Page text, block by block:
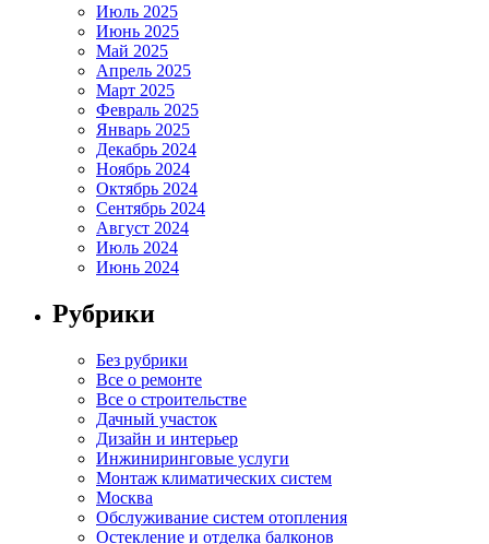
Июль 2025
Июнь 2025
Май 2025
Апрель 2025
Март 2025
Февраль 2025
Январь 2025
Декабрь 2024
Ноябрь 2024
Октябрь 2024
Сентябрь 2024
Август 2024
Июль 2024
Июнь 2024
Рубрики
Без рубрики
Все о ремонте
Все о строительстве
Дачный участок
Дизайн и интерьер
Инжиниринговые услуги
Монтаж климатических систем
Москва
Обслуживание систем отопления
Остекление и отделка балконов